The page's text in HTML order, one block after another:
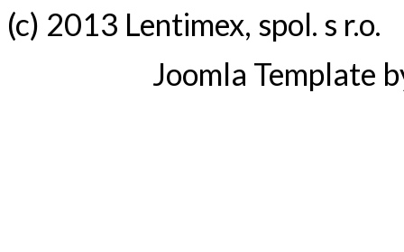
(c) 2013 Lentimex, spol. s r.o.
Joomla Template